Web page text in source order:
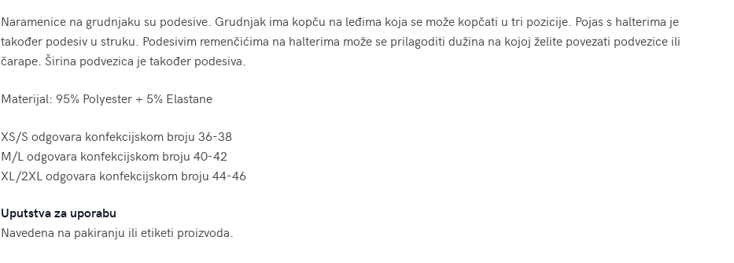
Naramenice na grudnjaku su podesive. Grudnjak ima kopču na leđima koja se može kopčati u tri pozicije. Pojas s halterima je
također podesiv u struku. Podesivim remenčićima na halterima može se prilagoditi dužina na kojoj želite povezati podvezice ili
čarape. Širina podvezica je također podesiva.
Materijal: 95% Polyester + 5% Elastane
XS/S odgovara konfekcijskom broju 36-38
M/L odgovara konfekcijskom broju 40-42
XL/2XL odgovara konfekcijskom broju 44-46
Uputstva za uporabu
Navedena na pakiranju ili etiketi proizvoda.